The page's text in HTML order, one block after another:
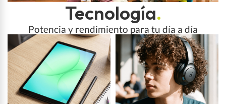
Tecnología.
Potencia y rendimiento para tu día a día